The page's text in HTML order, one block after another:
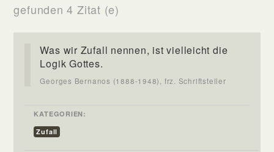
gefunden 4 Zitat (e)
Was wir Zufall nennen, ist vielleicht die
Logik Gottes.
Georges Bernanos (1888-1948), frz. Schriftsteller
KATEGORIEN:
Zufall